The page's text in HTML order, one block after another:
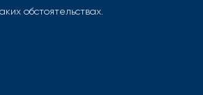
обстоятельствах.